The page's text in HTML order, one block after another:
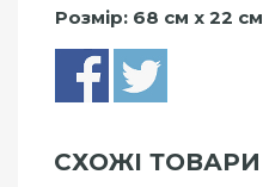
Розмір: 68 см х 22 см
СХОЖІ ТОВАРИ